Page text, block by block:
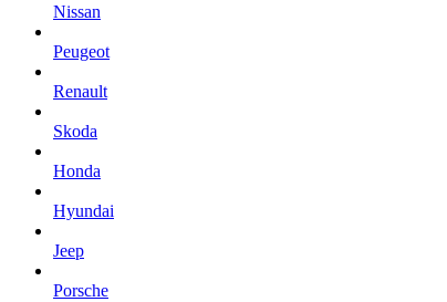
Nissan
Peugeot
Renault
Skoda
Honda
Hyundai
Jeep
Porsche